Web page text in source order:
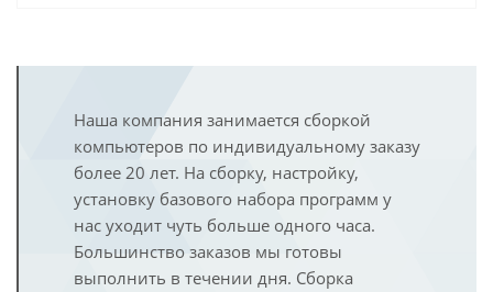
Наша компания занимается сборкой
компьютеров по индивидуальному заказу
более 20 лет. На сборку, настройку,
установку базового набора программ у
нас уходит чуть больше одного часа.
Большинство заказов мы готовы
выполнить в течении дня. Сборка